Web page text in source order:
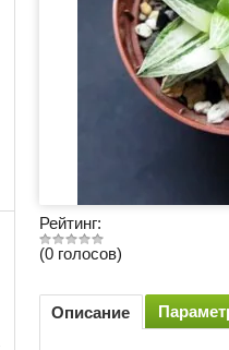
Рейтинг:
(0 голосов)
Описание